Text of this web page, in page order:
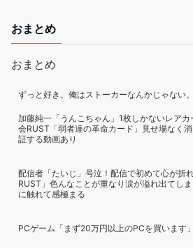
おまとめ
おまとめ
ずっと好き。俺はストーカーなんかじゃない。
加藤純一「うんこちゃん」1枚しかないレア
会RUST「弱者達の革命カード」見せ場なく
証する動画あり
配信者「たいじ」号泣！配信で初めて心が折
RUST」色んなことが重なり涙が溢れ出てし
に触れて感極まる
PCゲーム「まず20万円以上のPCを買います